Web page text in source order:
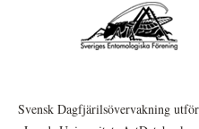
Svensk Dagfjärilsövervakning